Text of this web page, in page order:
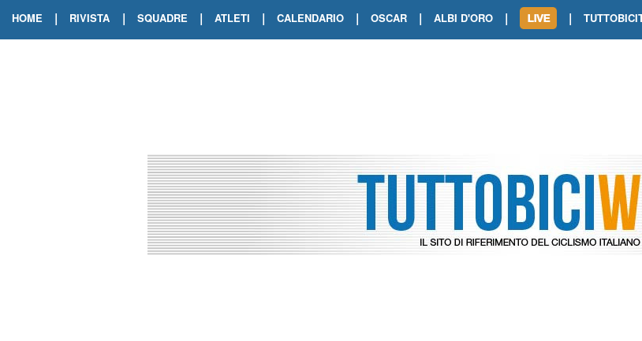
HOME | RIVISTA | SQUADRE | ATLETI | CALENDARIO | OSCAR | ALBI D'ORO |
TOUR DE FRANCE.
TOUR DE FRANCE. A
|